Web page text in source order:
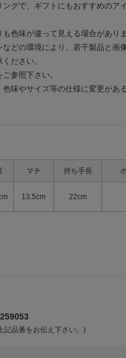
グで、ギフトにもおすすめのア
色味が違って見える場合がありま
などの環境により、若干製品と画
ださい。
参照下さい。
味やサイズ等の仕様に変更があ
マチ 持ち手長
13.5cm 22cm
記品番をお伝え下さい。)